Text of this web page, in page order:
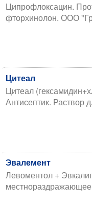
Ципрофлоксацин.
фторхинолон. ООО
Цитеал
Цитеал
Антисептик. Раствор
Эвалемент
Левоментол +
местнораздражающее